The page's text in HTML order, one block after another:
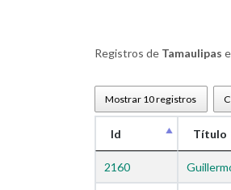
Registros de Tamaulipas
Mostrar 10 registros
Id Título
2160